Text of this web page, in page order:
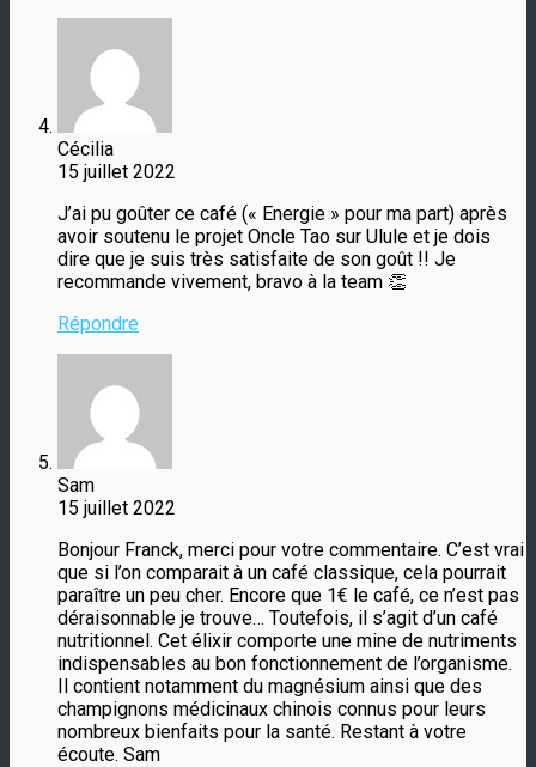
Cécilia
15 juillet 2022
J’ai pu goûter ce café (« Energie » pour ma part) après
avoir soutenu le projet Oncle Tao sur Ulule et je dois
dire que je suis très satisfaite de son goût !! Je
recommande vivement, bravo à la team 👏
Répondre
Sam
15 juillet 2022
Bonjour Franck, merci pour votre commentaire. C’est vrai
que si l’on comparait à un café classique, cela pourrait
paraître un peu cher. Encore que 1€ le café, ce n’est pas
déraisonnable je trouve… Toutefois, il s’agit d’un café
nutritionnel. Cet élixir comporte une mine de nutriments
indispensables au bon fonctionnement de l’organisme.
Il contient notamment du magnésium ainsi que des
champignons médicinaux chinois connus pour leurs
nombreux bienfaits pour la santé. Restant à votre
écoute. Sam